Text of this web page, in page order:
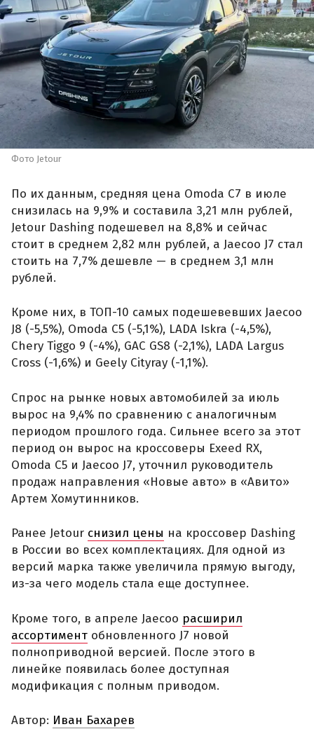
Фото Jetour
По их данным, средняя цена Omoda C7 в июле
снизилась на 9,9% и составила 3,21 млн рублей,
Jetour Dashing подешевел на 8,8% и сейчас
стоит в среднем 2,82 млн рублей, а Jaecoo J7 стал
стоить на 7,7% дешевле — в среднем 3,1 млн
рублей.
Кроме них, в ТОП-10 самых подешевевших Jaecoo
J8 (-5,5%), Omoda C5 (-5,1%), LADA Iskra (-4,5%),
Chery Tiggo 9 (-4%), GAC GS8 (-2,1%), LADA Largus
Cross (-1,6%) и Geely Cityray (-1,1%).
Спрос на рынке новых автомобилей за июль
вырос на 9,4% по сравнению с аналогичным
периодом прошлого года. Сильнее всего за этот
период он вырос на кроссоверы Exeed RX,
Omoda C5 и Jaecoo J7, уточнил руководитель
продаж направления «Новые авто» в «Авито»
Артем Хомутинников.
Ранее Jetour снизил цены на кроссовер Dashing
в России во всех комплектациях. Для одной из
версий марка также увеличила прямую выгоду,
из-за чего модель стала еще доступнее.
Кроме того, в апреле Jaecoo расширил
ассортимент обновленного J7 новой
полноприводной версией. После этого в
линейке появилась более доступная
модификация с полным приводом.
Автор: Иван Бахарев